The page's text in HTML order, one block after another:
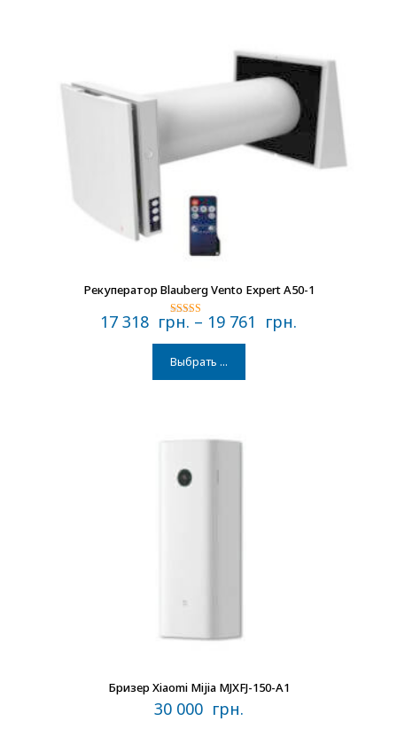
Рекуператор Blauberg Vento Expert A50-1
Оценка
из 5
17 318 грн. – 19 761 грн.
Выбрать ...
Бризер Xiaomi Mijia MJXFJ-150-A1
30 000 грн.